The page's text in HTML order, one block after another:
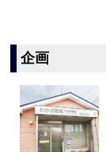
企画